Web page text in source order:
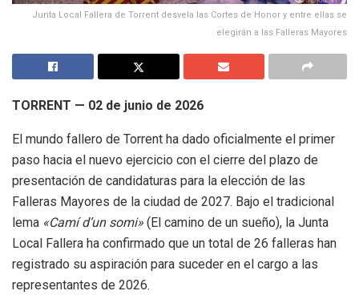
Junta Local Fallera de Torrent desvela las Cortes de Honor y entre ellas se
elegirán a las Falleras Mayores
TORRENT — 02 de junio de 2026
El mundo fallero de Torrent ha dado oficialmente el primer
paso hacia el nuevo ejercicio con el cierre del plazo de
presentación de candidaturas para la elección de las
Falleras Mayores de la ciudad de 2027. Bajo el tradicional
lema «Camí d’un somi» (El camino de un sueño), la Junta
Local Fallera ha confirmado que un total de 26 falleras han
registrado su aspiración para suceder en el cargo a las
representantes de 2026.